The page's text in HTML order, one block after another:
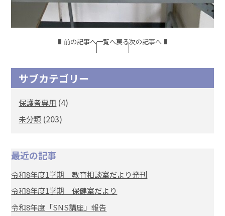
前の記事へ一覧へ戻る次の記事へ
サブカテゴリー
保護者専用 (4)
未分類 (203)
最近の記事
令和8年度1学期 教育相談室だより発刊
令和8年度1学期 保健室だより
令和8年度「SNS講座」報告